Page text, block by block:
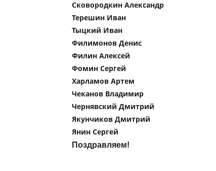
Сковородкин Александр
Терешин Иван
Тыцкий Иван
Филимонов Денис
Филин Алексей
Фомин Сергей
Харламов Артем
Чеканов Владимир
Чернявский Дмитрий
Якунчиков Дмитрий
Янин Сергей
Поздравляем!